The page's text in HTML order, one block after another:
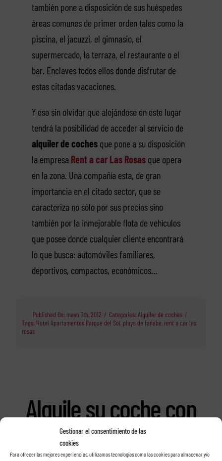
Gestionar el consentimiento de las
cookies
Para ofrecer las mejores experiencias, utilizamos tecnologías como las cookies para almacenar y/o
también pone a disposición de sus huéspedes
áreas comunes de primer orden tales como la
piscina, el jacuzzi, el gimnasio, el
supermercado, la terraza, el restaurante o el
bar. Enclaves todos ellos donde disfrutar de
estas citadas vacaciones.
Y eso sin olvidar que alojándose en este lugar
tendrá la posibilidad de acceder al servicio de
alquiler de cochesque pone a su disposición
la empresa Rent a car Las Rosasque opera
en la zona. Una compañía esta, de gran
importancia en el citado sector, que se
caracteriza no sólo por sus precios sino
también por la inmejorable flota de vehículos
que posee donde cualquier cliente encontrará
lo que busca: automóviles familiares,
deportivos, compactos, económicos…
Published On: mayo 7th, 2012 / Categories: Alquiler de coches /
Tags: Hotel Apartamentos Parque del Sol, playa de fañabe, rent a car las
rosas
Alquile su coche con
Rent a car Las Rosas